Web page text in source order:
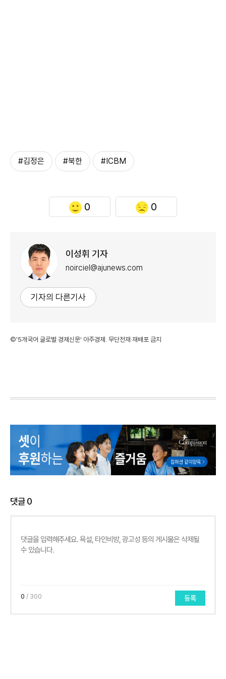
#김정은 #북한 #ICBM
0 0
이성휘 기자
noirciel@ajunews.com
기자의 다른기사
©'5개국어 글로벌 경제신문' 아주경제. 무단전재·재배포 금지
댓글0
0 / 300 등록